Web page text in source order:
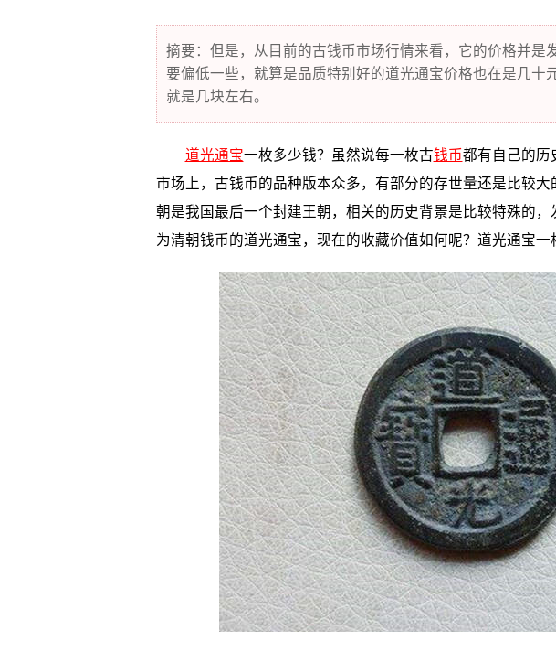
摘要：但是，从目前的古钱币市场行情来看，它的价格并是
要偏低一些，就算是品质特别好的道光通宝价格也在是几十
就是几块左右。
道光通宝一枚多少钱？虽然说每一枚古钱币都有自己的历
市场上，古钱币的品种版本众多，有部分的存世量还是比较
朝是我国最后一个封建王朝，相关的历史背景是比较特殊的
为清朝钱币的道光通宝，现在的收藏价值如何呢？道光通宝一